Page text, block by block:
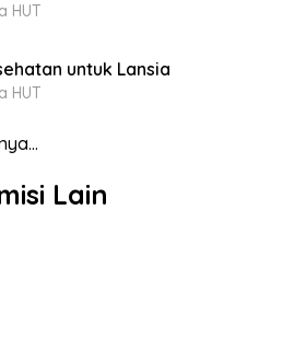
HUT
untuk Lansia
HUT
Lain